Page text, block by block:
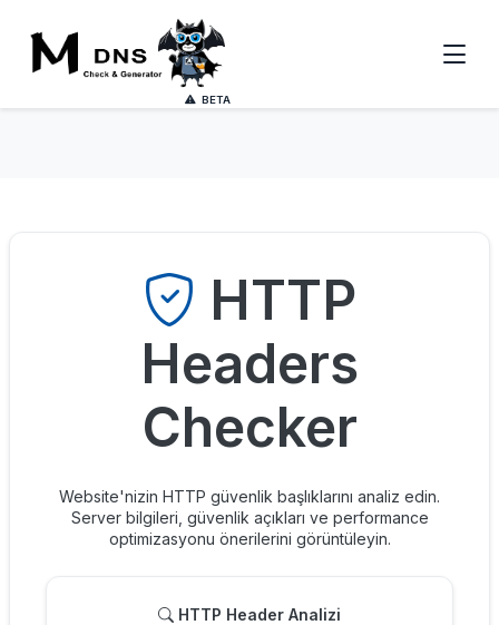
BETA
HTTP
Headers
Checker
Website'nizin HTTP güvenlik başlıklarını analiz edin.
Server bilgileri, güvenlik açıkları ve performance
optimizasyonu önerilerini görüntüleyin.
HTTP Header Analizi